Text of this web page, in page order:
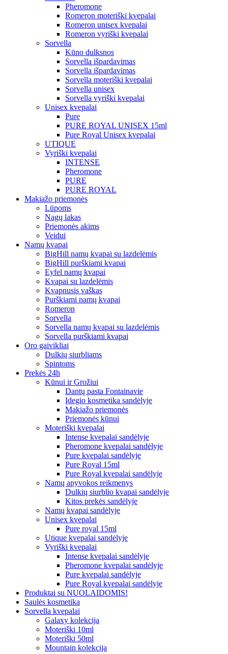
Pheromone
Romeron moteriški kvepalai
Romeron unisex kvepalai
Romeron vyriški kvepalai
Sorvella
Kūno dulksnos
Sorvella išpardavimas
Sorvella išpardavimas
Sorvella moteriški kvepalai
Sorvella unisex
Sorvella vyriški kvepalai
Unisex kvepalai
Pure
PURE ROYAL UNISEX 15ml
Pure Royal Unisex kvepalai
UTIQUE
Vyriški kvepalai
INTENSE
Pheromone
PURE
PURE ROYAL
Makiažo priemonės
Lūpoms
Nagų lakas
Priemonės akims
Veidui
Namų kvapai
BigHill namų kvapai su lazdelėmis
BigHill purškiami kvapai
Eyfel namų kvapai
Kvapai su lazdelėmis
Kvapnusis vaškas
Purškiami namų kvapai
Romeron
Sorvella
Sorvella namų kvapai su lazdelėmis
Sorvella purškiami kvapai
Oro gaivikliai
Dulkių siurbliams
Spintoms
Prekės 24h
Kūnui ir Grožiui
Dantų pasta Fontainavie
Įdegio kosmetika sandėlyje
Makiažo priemonės
Priemonės kūnui
Moteriški kvepalai
Intense kvepalai sandėlyje
Pheromone kvepalai sandėlyje
Pure kvepalai sandėlyje
Pure Royal 15ml
Pure Royal kvepalai sandėlyje
Namų apyvokos reikmenys
Dulkių siurblio kvapai sandėlyje
Kitos prekės sandėlyje
Namų kvapai sandėlyje
Unisex kvepalai
Pure royal 15ml
Utique kvepalai sandėlyje
Vyriški kvepalai
Intense kvepalai sandėlyje
Pheromone kvepalai sandėlyje
Pure kvepalai sandėlyje
Pure Royal kvepalai sandėlyje
Produktai su NUOLAIDOMIS!
Saulės kosmetika
Sorvella kvepalai
Galaxy kolekcija
Moteriški 10ml
Moteriški 50ml
Mountain kolekcija